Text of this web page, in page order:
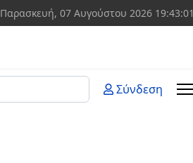
Παρασκευή, 07 Αυγούστου 2026 19:43:01
Σύνδεση